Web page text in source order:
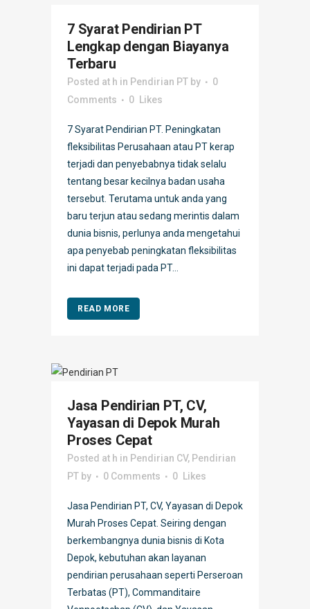
7 Syarat Pendirian PT
Lengkap dengan Biayanya
Terbaru
Posted at h in Pendirian PT by
0
Comments
0 Likes
7 Syarat Pendirian PT. Peningkatan
fleksibilitas Perusahaan atau PT kerap
terjadi dan penyebabnya tidak selalu
tentang besar kecilnya badan usaha
tersebut. Terutama untuk anda yang
baru terjun atau sedang merintis dalam
dunia bisnis, perlunya anda mengetahui
apa penyebab peningkatan fleksibilitas
ini dapat terjadi pada PT...
READ MORE
Jasa Pendirian PT, CV,
Yayasan di Depok Murah
Proses Cepat
Posted at h in Pendirian CV, Pendirian
PT by 0 Comments 0 Likes
Jasa Pendirian PT, CV, Yayasan di Depok
Murah Proses Cepat. Seiring dengan
berkembangnya dunia bisnis di Kota
Depok, kebutuhan akan layanan
pendirian perusahaan seperti Perseroan
Terbatas (PT), Commanditaire